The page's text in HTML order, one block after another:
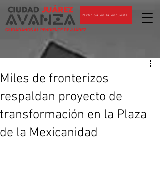
CIUDADANOS AL PENDIENTE DE JUÁREZ
Participa en la encuesta
Miles de fronterizos
respaldan proyecto de
transformación en la Plaza
de la Mexicanidad